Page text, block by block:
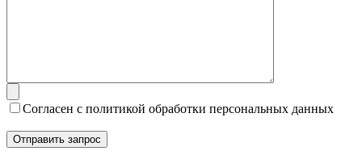
Согласен с политикой обработки персональных данных